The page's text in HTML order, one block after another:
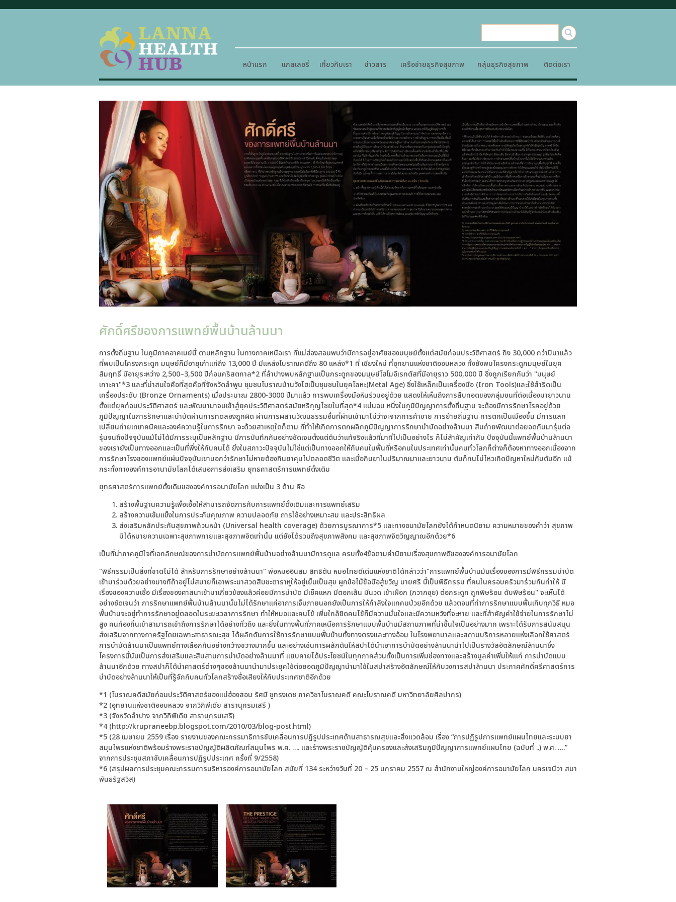
หน้าแรก แกลเลอรี่ เกี่ยวกับเรา ข่าวสาร เครือข่ายธุรกิจสุขภาพ กลุ่มธุรกิจสุขภาพ ติดต่อเรา
ศักดิ์ศรีของการแพทย์พื้นบ้านล้านนา
การตั้งถิ่นฐาน ในภูมิภาคอาคเนย์นี้ ตามหลักฐาน ในทางภาคเหนือเรา ที่แม่ฮ่องสอนพบว่ามีการอยู่อาศัยของมนุษย์ตั้งแต่สมัยก่อนประวัติศาสตร์ ถึง 30,000 กว่าปีมาแล้ว
ที่พบเป็นโครงกระดูก มนุษย์ก็มีอายุเก่าแก่ถึง 13,000 ปี มีแหล่งโบราณคดีถึง 80 แหล่ง*1 ที่ เชียงใหม่ ที่อุทยานแห่งชาติออบหลวง ทั้งยังพบโครงกระดูกมนุษย์ในยุค
สัมฤทธิ์ มีอายุระหว่าง 2,500–3,500 ปีก่อนคริสตกาล*2 ที่ลำปางพบหลักฐานเป็นกระดูกของมนุษย์โฮโมอีเรกตัสที่มีอายุราว 500,000 ปี ซึ่งถูกเรียกกันว่า "มนุษย์
เกาะคา"*3 และที่น่าสนใจคือที่สุดคือที่จังหวัดลำพูน ชุมชนโบราณบ้านวังไฮเป็นชุมชนในยุคโลหะ(Metal Age) ซึ่งใช้เหล็กเป็นเครื่องมือ (Iron Tools)และใช้สำริดเป็น
เครื่องประดับ (Bronze Ornaments) เมื่อประมาณ 2800-3000 ปีมาแล้ว การพบเครื่องมือหินร่วมอยู่ด้วย แสดงให้เห็นถึงการสืบทอดของกลุ่มชนที่ต่อเนื่องมายาวนาน
ตั้งแต่ยุคก่อนประวัติศาสตร์ และพัฒนามาจนเข้าสู่ยุคประวัติศาสตร์สมัยหริภุญไชยในที่สุด*4 แน่นอน หนึ่งในภูมิปัญญาการตั้งถิ่นฐาน จะต้องมีการรักษาโรคอยู่ด้วย
ภูมิปัญญาในการรักษาและบำบัดผ่านการทดลองถูกผิด ผ่านการผสานวัฒนธรรมอื่นที่ผ่านเข้ามาไม่ว่าจะจากการค้าขาย การย้ายถิ่นฐาน การตกเป็นเมืองขึ้น มีการแลก
เปลี่ยนถ่ายเทเทคนิคและองค์ความรู้ในการรักษา จะด้วยสาเหตุใดก็ตาม ที่ทำให้เกิดการตกผลึกภูมิปัญญาการรักษาบำบัดอย่างล้านนา สืบถ่ายพัฒนาต่อยอดกันมารุ่นต่อ
รุ่นจนถึงปัจจุบันแม้ไม่ได้มีการระบุเป็นหลักฐาน มีการบันทึกกันอย่างชัดเจนตั้งแต่ต้นว่าแท้จริงแล้วที่มาที่ไปเป็นอย่างไร ก็ไม่สำคัญเท่ากับ ปัจจุบันนี้แพทย์พื้นบ้านล้านนา
ของเรายังเป็นทางออกและเป็นที่พึ่งให้กับคนได้ ยิ่งในสภาวะปัจจุบันไม่ใช่แต่เป็นทางออกให้กับคนในพื้นที่หรือคนในประเทศเท่านั้นคนทั่วโลกก็ต่างก็ต้องหาทางออกเนื่องจาก
การรักษาโรงของแพทย์แผ่นปัจจุบันเขาบอกว่ารักษาไม่หายต้องกินยาคุมไปตลอดชีวิต และเมื่อกินยาในปริมาณมาและยาวนาน ตับก็ทนไม่ไหวเกิดปัญหาใหม่กับตับอีก แม้
กระทั้งทางองค์การอานามัยโลกได้เสนอการส่งเสริม ยุทธศาสตร์การแพทย์ดั้งเดิม
ยุทธศาสตร์การแพทย์ดั้งเดิมขององค์การอนามัยโลก แบ่งเป็น 3 ด้าน คือ
สร้างพื้นฐานความรู้เพื่อเอื้อให้สามารถจัดการกับการแพทย์ดั้งเดิมและการแพทย์เสริม
สร้างความเข้มแข็งในการประกันคุณภาพ ความปลอดภัย การใช้อย่างเหมาะสม และประสิทธิผล
ส่งเสริมหลักประกันสุขภาพถ้วนหน้า (Universal health coverage) ด้วยการบูรณาการ*5 และทางอนามัยโลกยังได้กำหนดนิยาม ความหมายของคำว่า สุขภาพ
มิได้หมายความเฉพาะสุขภาพกายและสุขภาพจิตเท่านั้น แต่ยังได้รวมถึงสุขภาพสังคม และสุขภาพจิตวิญญาณอีกด้วย*6
เป็นที่น่าภาคภูมิใจที่เอกลักษณ์ของการบำบัดการแพทย์พื้นบ้านอย่างล้านนามีการดูแล ครบทั้ง4ข้อตามคำนิยามเรื่องสุขภาพดีขององค์การอนามัยโลก
"พิธีกรรมเป็นสิ่งที่ขาดไม่ได้ สำหรับการรักษาอย่างล้านนา" พ่อหมออินสม สิทธิตัน หมอไทยดีเด่นแห่งชาติได้กล่าวว่า"การแพทย์พื้นบ้านมันเรื่องของการมีพิธีกรรมบำบัด
เข้ามาร่วมด้วยอย่างบางทีถ้าอยู่ไม่สบายก็เอาพระมาสวดสืบชะตาราหูให้อยู่เย็นเป็นสุข ผูกข้อไม้ข้อมือสู่ขวัญ บายศรี นี้เป็นพิธีกรรม ที่คนในครอบครัวมาร่วมกันทำให้ มี
เรื่องของความเชื่อ มีเรื่องของศาสนาเข้ามาเกี่ยวข้องแล้วค่อยมีการบำบัด มีเช็คแหก มีตอกเส้น มีนวด เข้าเฝือก (กวากซุย) ต่อกระดูก ถูกพิษร้อน ดับพิษร้อน" จะเห็นได้
อย่างชัดเจนว่า การรักษาแพทย์พื้นบ้านล้านนานั้นไม่ได้รักษาแค่อาการเจ็บภายนอกยังเป็นการให้กำลังใจแกคนป่วยอีกด้วย แล้วตอนที่ทำการรักษาแบบพื้นเกิบทุกวิธี หมอ
พื้นบ้านจะอยู่ทำการรักษาอยู่ตลอดในระยะเวลาการรักษา ทำให้หมอและคนไข้ เพิ่มใกล้ชิดคนไข้ก็มีความมั่นใจและมีความหวังที่จะหาย และที่สำคัญค่าใช้จ่ายในการรักษาไม่
สูง คนท้องถิ่นเข้าสามารถเข้าถึงการรักษาได้อย่างทั่วถึง และยิ่งในทางพื้นที่ภาคเหนือการรักษาแบบพื้นบ้านมีสถานภาพที่น่าชื้นใจเป็นอย่างมาก เพราะได้รับการสนับสนุน
ส่งเสริมจากทางภาครัฐโดยเฉพาะสาธารณะสุข ได้ผลักดันการใช้การรักษาแบบพื้นบ้านทั้งทางตรงและทางอ้อม ในโรงพยาบาลและสถานบริการหลายแห่งเลือกใช้ศาสตร์
การบำบัดล้านนาเป็นแพทย์ทางเลือกกันอย่างกว้างขวางมากขึ้น และอย่างเช่นการผลักดันให้สปาได้นำเอาการบำบัดอย่างล้านนานำไปเป็นรางวัลอัตลักษณ์ล้านนาซึ่ง
โครงการนี้นับเป็นการส่งเสริมและสืบสานการบำบัดอย่างล้านนาที่ แยบคายได้ประโยชน์ในทุกภาคส่วนทั้งเป็นการเพิ่มช่องทางและสร้างมูลค่าเพิ่มให้เแก่ การบำบัดแบบ
ล้านนาอีกด้วย ทางสปาก็ได้นำศาสตร์ต่างๆของล้านนานำมาประยุคใช้ต่อยอดภูมิปัญญานำมาใช้ในสปาสร้างอัตลักษณ์ให้กับวงการสปาล้านนา ประกาศศักดิ์ศรีศาสตร์การ
บำบัดอย่างล้านนาให้เป็นที่รู้จักกับคนทั่วโลกสร้างชื่อเสียงให้กับประเทศชาติอีกด้วย
*1 (โบราณคดีสมัยก่อนประวัติศาสตร์ของแม่ฮ่องสอน รัศมี ชูทรงเดช ภาควิชาโบราณคดี คณะโบราณคดี มหาวิทยาลัยศิลปากร)
*2 (อุทยานแห่งชาติออบหลวง จากวิกิพีเดีย สารานุกรมเสรี )
*3 (จังหวัดลำปาง จากวิกิพีเดีย สารานุกรมเสรี)
*4 (http://krupraneebp.blogspot.com/2010/03/blog-post.html)
*5 (28 เมษายน 2559 เรื่อง รายงานของคณะกรรมาธิการขับเคลื่อนการปฏิรูปประเทศด้านสาธารณสุขและสิ่งแวดล้อม เรื่อง “การปฏิรูปการแพทย์แผนไทยและระบบยา
สมุนไพรแห่งชาติพร้อมร่างพระราชบัญญัติผลิตภัณฑ์สมุนไพร พ.ศ. …. และร่างพระราชบัญญัติคุ้มครองและส่งเสริมภูมิปัญญาการแพทย์แผนไทย (ฉบับที่ ..) พ.ศ. ….”
จากการประชุมสภาขับเคลื่อนการปฏิรูปประเทศ ครั้งที่ 9/2558)
*6 (สรุปผลการประชุมคณะกรรมการบริหารองค์การอนามัยโลก สมัยที่ 134 ระหว่างวันที่ 20 – 25 มกราคม 2557 ณ สํานักงานใหญ่องค์การอนามัยโลก นครเจนีวา สมา
พันธรัฐสวิส)